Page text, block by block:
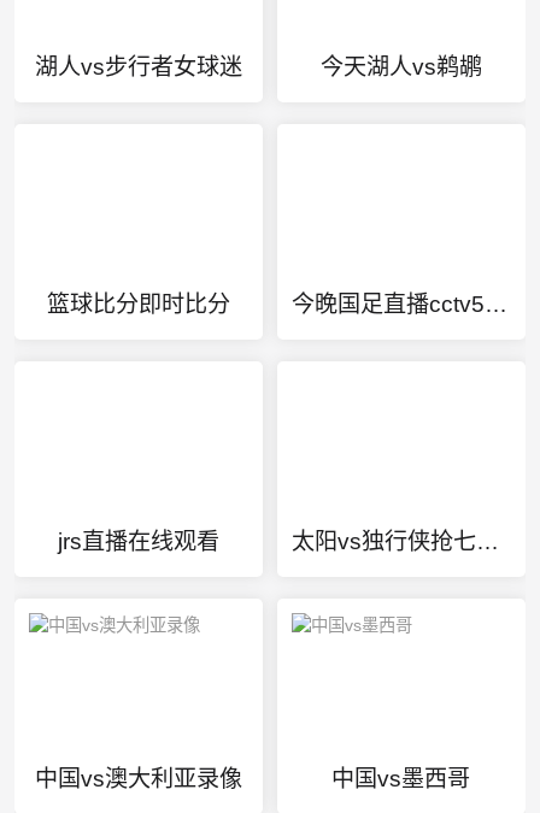
湖人vs步行者女球迷 今天湖人vs鹈鹕
篮球比分即时比分 今晚国足直播cctv5直播吗
jrs直播在线观看 太阳vs独行侠抢七时间
中国vs澳大利亚录像 中国vs墨西哥